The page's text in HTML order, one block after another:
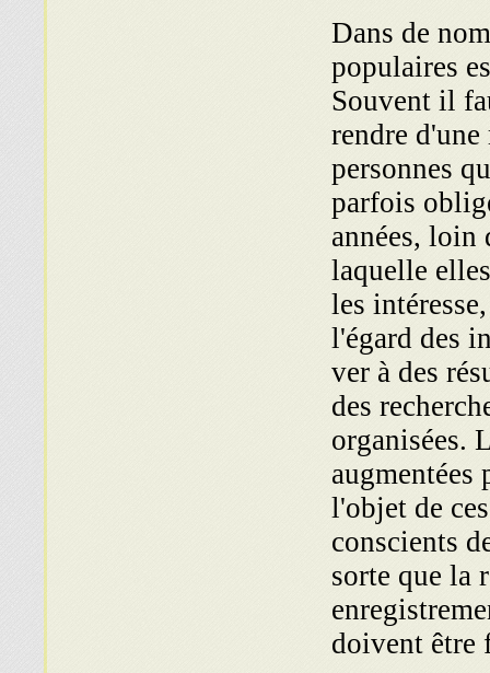
Dans de
populaires
Souvent il
rendre
personnes
parfois
années, loin
laquelle
les
l'égard des
ver à des
des
organisées.
l'objet de
conscients
sorte que la
doivent être